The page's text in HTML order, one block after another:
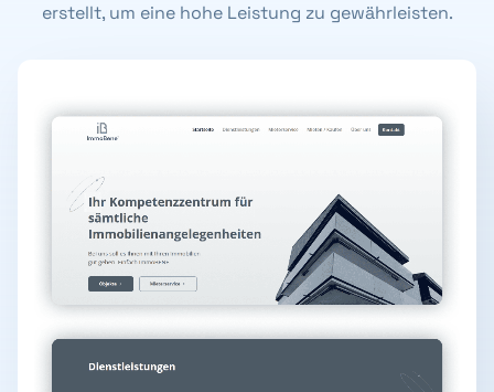
erstellt, um eine hohe Leistung zu gewährleisten.